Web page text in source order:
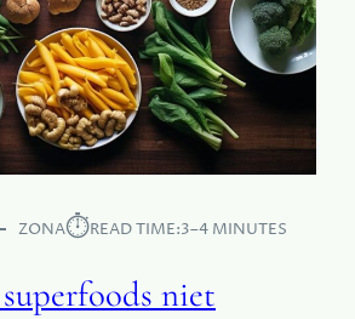
ZONA⏱︎READ TIME:3–4 MINUTES
niet